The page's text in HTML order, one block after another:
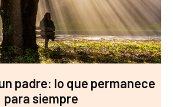
padre: lo que permanece
para siempre